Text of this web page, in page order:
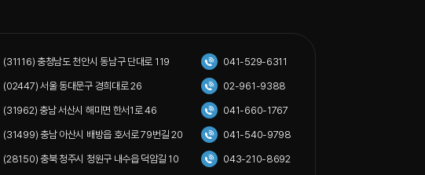
(31116) 충청남도 천안시 동남구 단대로 119 041-529-6311
(02447) 서울 동대문구 경희대로 26 02-961-9388
(31962) 충남 서산시 해미면 한서1로 46 041-660-1767
(31499) 충남 아산시 배방읍 호서로 79번길 20 041-540-9798
(28150) 충북 청주시 청원구 내수읍 덕암길 10 043-210-8692